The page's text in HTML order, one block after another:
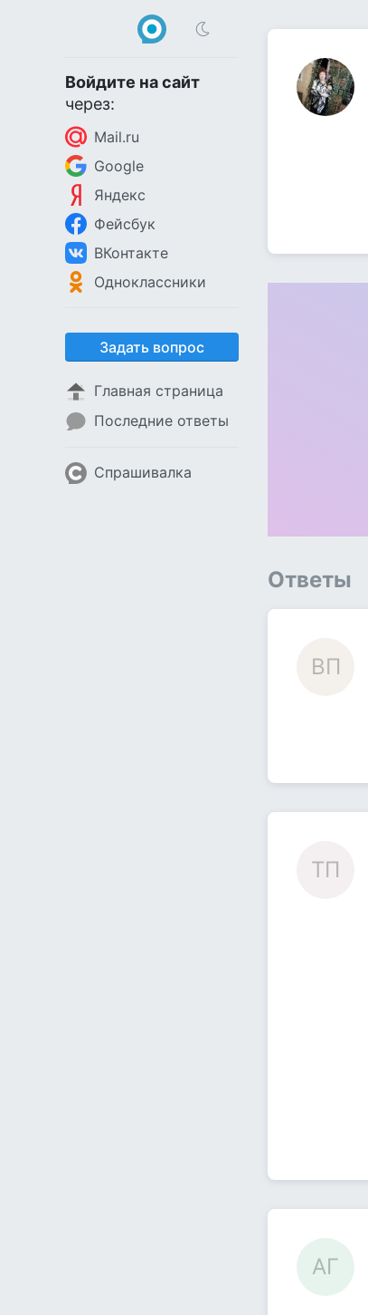
Войдите на сайт
через:
Mail.ru
Google
Яндекс
Фейсбук
ВКонтакте
Одноклассники
Задать вопрос
Главная страница
Последние ответы
Спрашивалка
Ответы
ВП
ТП
АГ